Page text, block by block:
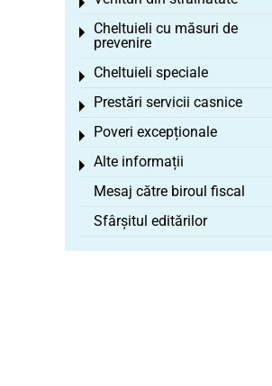
Toggle menu
Cheltuieli cu măsuri de
prevenire
Toggle menu
Cheltuieli speciale
Toggle menu
Prestări servicii casnice
Toggle menu
Poveri excepționale
Toggle menu
Alte informații
Toggle menu
Mesaj către biroul fiscal
Sfârșitul editărilor